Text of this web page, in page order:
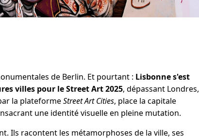
de Berlin. Et pourtant : Lisbonne s'est
villes pour le Street Art 2025, dépassant Londres,
la plateformeStreet Art Cities, place la capitale
une identité visuelle en pleine mutation.
Ils racontent les métamorphoses de la ville, ses